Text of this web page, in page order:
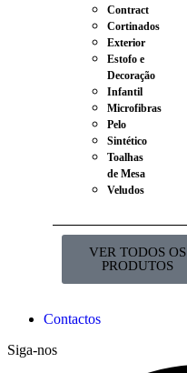
Contract
Cortinados
Exterior
Estofo e
Decoração
Infantil
Microfibras
Pelo
Sintético
Toalhas
de Mesa
Veludos
VER TODOS OS
PRODUTOS
Contactos
Siga-nos